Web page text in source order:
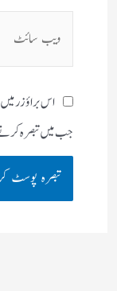
اس براؤزر میں
جب میں تبصرہ